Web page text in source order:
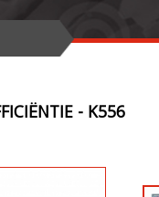
- K556